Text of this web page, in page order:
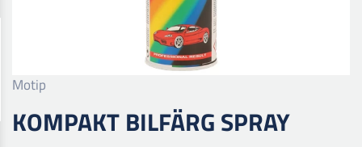
Motip
KOMPAKT BILFÄRG SPRAY